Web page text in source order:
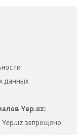
данных
Yep.uz:
запрещено.